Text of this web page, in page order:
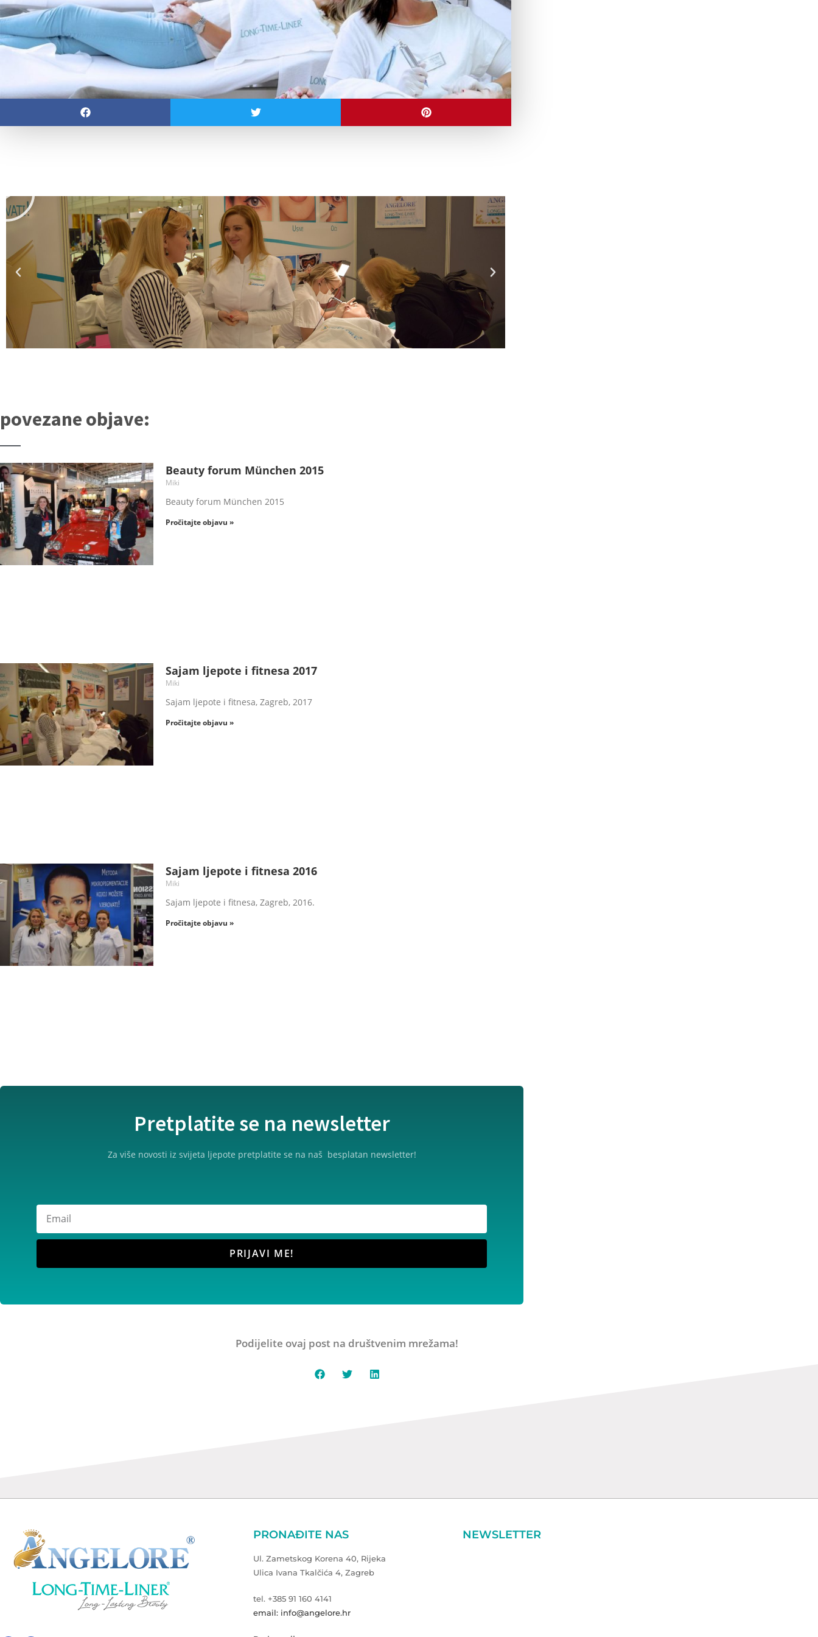
povezane objave:
Beauty forum München 2015
Miki
Beauty forum München 2015
Pročitajte objavu »
Sajam ljepote i fitnesa 2017
Miki
Sajam ljepote i fitnesa, Zagreb, 2017
Pročitajte objavu »
Sajam ljepote i fitnesa 2016
Miki
Sajam ljepote i fitnesa, Zagreb, 2016.
Pročitajte objavu »
Pretplatite se na newsletter
Za više novosti iz svijeta ljepote pretplatite se na naš besplatan newsletter!
PRIJAVI ME!
Podijelite ovaj post na društvenim mrežama!
PRONAĐITE NAS
Ul. Zametskog Korena 40, Rijeka
Ulica Ivana Tkalčića 4, Zagreb
tel. +385 91 160 4141
email: info@angelore.hr
NEWSLETTER